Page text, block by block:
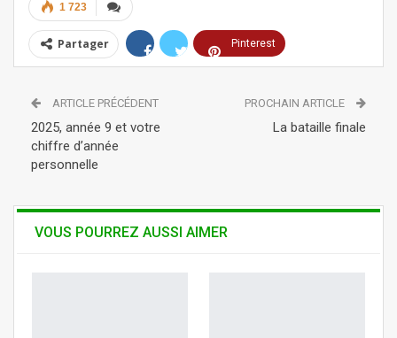
1 723
Partager Pinterest
Tumblr Telegram WhatsApp
ARTICLE PRÉCÉDENT
2025, année 9 et votre
chiffre d’année
personnelle
PROCHAIN ARTICLE
La bataille finale
VOUS POURREZ AUSSI AIMER